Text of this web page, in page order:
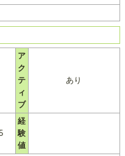
ア
ク
テ
ィ
ブ
あり
経
験
値